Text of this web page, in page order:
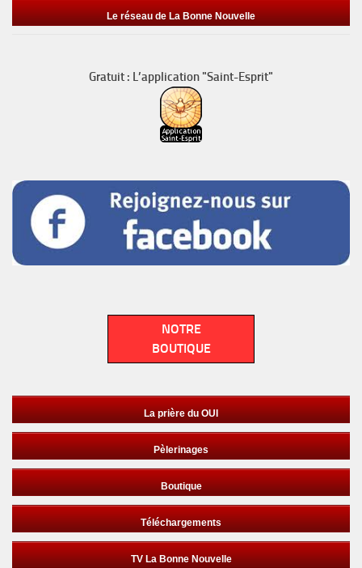
Le réseau de La Bonne Nouvelle
Gratuit : L’application "Saint-Esprit"
NOTRE
BOUTIQUE
La prière du OUI
Pèlerinages
Boutique
Téléchargements
TV La Bonne Nouvelle